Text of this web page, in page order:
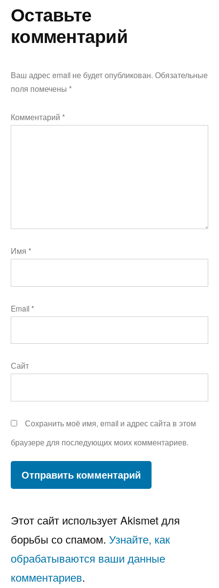
Оставьте
комментарий
Ваш адрес email не будет опубликован. Обязательные
поля помечены *
Комментарий *
Имя *
Email *
Сайт
Сохранить моё имя, email и адрес сайта в этом
браузере для последующих моих комментариев.
Этот сайт использует Akismet для
борьбы со спамом. Узнайте, как
обрабатываются ваши данные
комментариев.